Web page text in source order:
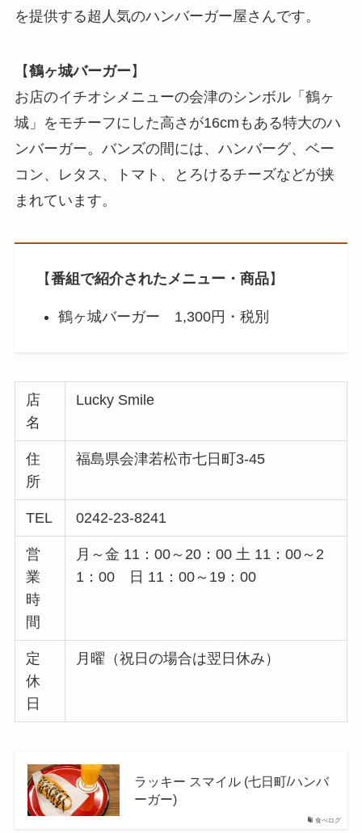
を提供する超人気のハンバーガー屋さんです。
【鶴ヶ城バーガー 】
お店のイチオシメニューの会津のシンボル「鶴ヶ
城」をモチーフにした高さが16cmもある特大のハ
ンバーガー。バンズの間には、ハンバーグ、ベー
コン、レタス、トマト、とろけるチーズなどが挟
まれています。
【番組で紹介されたメニュー・商品】
鶴ヶ城バーガー 1,300円・税別
店
名
Lucky Smile
住
所
福島県会津若松市七日町3-45
TEL 0242-23-8241
営
業
時
間
月～金 11：00～20：00 土 11：00～2
1：00 日 11：00～19：00
定
休
日
月曜（祝日の場合は翌日休み）
食べログ
ラッキー スマイル (七日町/ハンバ
ーガー)